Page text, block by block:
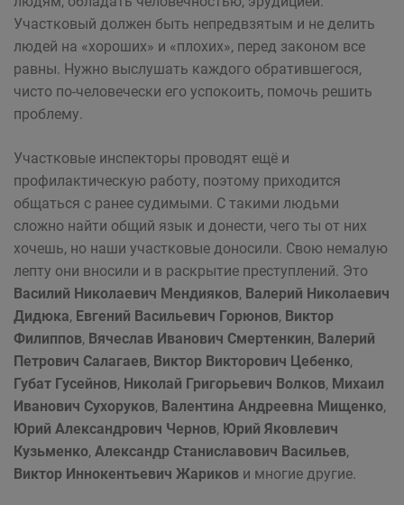
Участковый должен быть непредвзятым и не делить
людей на «хороших» и «плохих», перед законом все
равны. Нужно выслушать каждого обратившегося,
чисто по-человечески его успокоить, помочь решить
проблему.
Участковые инспекторы проводят ещё и
профилактическую работу, поэтому приходится
общаться с ранее судимыми. С такими людьми
сложно найти общий язык и донести, чего ты от них
хочешь, но наши участковые доносили. Свою немалую
лепту они вносили и в раскрытие преступлений. Это
Василий Николаевич Мендияков, Валерий Николаевич
Дидюка, Евгений Васильевич Горюнов, Виктор
Филиппов, Вячеслав Иванович Смертенкин, Валерий
Петрович Салагаев, Виктор Викторович Цебенко,
Губат Гусейнов, Николай Григорьевич Волков, Михаил
Иванович Сухоруков, Валентина Андреевна Мищенко,
Юрий Александрович Чернов, Юрий Яковлевич
Кузьменко, Александр Станиславович Васильев,
Виктор Иннокентьевич Жариков и многие другие.